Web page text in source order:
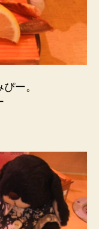
ー。